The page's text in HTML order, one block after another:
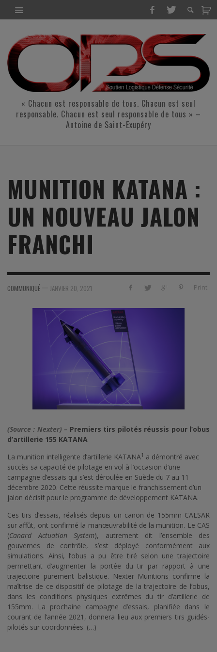
« Chacun est responsable de tous. Chacun est seul
responsable. Chacun est seul responsable de tous » –
Antoine de Saint-Exupéry
MUNITION KATANA :
UN NOUVEAU JALON
FRANCHI
Print
COMMUNIQUÉ — JANVIER 20, 2021
(Source : Nexter) – Premiers tirs pilotés réussis pour l’obus
d’artillerie 155 KATANA
La munition intelligente d’artillerie KATANA1 a démontré avec
succès sa capacité de pilotage en vol à l’occasion d’une
campagne d’essais qui s’est déroulée en Suède du 7 au 11
décembre 2020. Cette réussite marque le franchissement d’un
jalon décisif pour le programme de développement KATANA.
Ces tirs d’essais, réalisés depuis un canon de 155mm CAESAR
sur affût, ont confirmé la manœuvrabilité de la munition. Le CAS
(Canard Actuation System), autrement dit l’ensemble des
gouvernes de contrôle, s’est déployé conformément aux
simulations. Ainsi, l’obus a pu être tiré selon une trajectoire
permettant d’augmenter la portée du tir par rapport à une
trajectoire purement balistique. Nexter Munitions confirme la
maîtrise de ce dispositif de pilotage de la trajectoire de l’obus,
dans les conditions physiques extrêmes du tir d’artillerie de
155mm. La prochaine campagne d’essais, planifiée dans le
courant de l’année 2021, donnera lieu aux premiers tirs guidés-
pilotés sur coordonnées. (…)